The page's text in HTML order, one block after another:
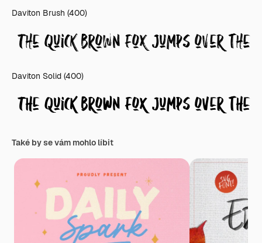
Daviton Brush (400)
Daviton Solid (400)
Také by se vám mohlo líbit